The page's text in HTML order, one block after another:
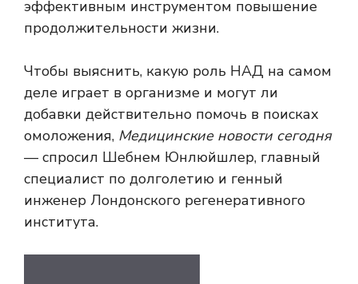
эффективным инструментом повышение
продолжительности жизни.
Чтобы выяснить, какую роль НАД на самом
деле играет в организме и могут ли
добавки действительно помочь в поисках
омоложения, Медицинские новости сегодня
— спросил Шебнем Юнлюйшлер, главный
специалист по долголетию и генный
инженер Лондонского регенеративного
института.